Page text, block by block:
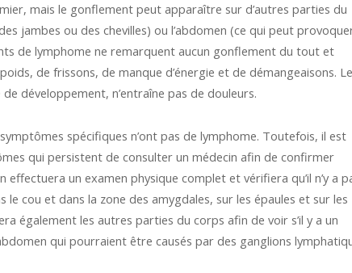
mais le gonflement peut apparaître sur d’autres parties du
jambes ou des chevilles) ou l’abdomen (ce qui peut
de lymphome ne remarquent aucun gonflement du tout et
de frissons, de manque d’énergie et de démangeaisons. Le
développement, n’entraîne pas de douleurs.
spécifiques n’ont pas de lymphome. Toutefois, il est
qui persistent de consulter un médecin afin de confirmer
un examen physique complet et vérifiera qu’il n’y a
cou et dans la zone des amygdales, sur les épaules et sur les
également les autres parties du corps afin de voir s’il y a un
qui pourraient être causés par des ganglions